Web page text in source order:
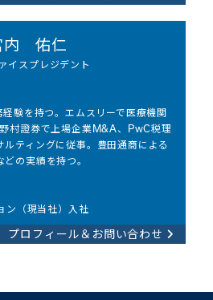
内 佑仁​
イスプレジデント
験を持つ。エムスリーで医療機関
村證券で上場企業M&A、PwC税理
ティングに従事。豊田通商による
の実績を持つ。
（現当社）入社
プロフィール＆お問い合わせ